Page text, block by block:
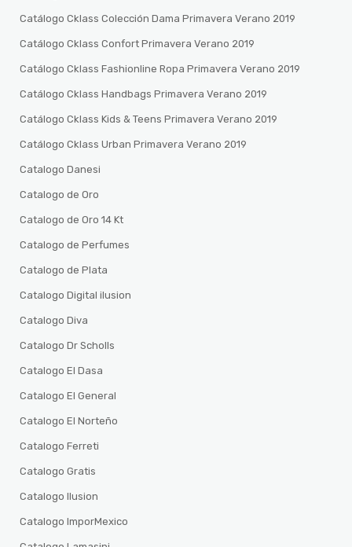
Catálogo Cklass Colección Dama Primavera Verano 2019
Catálogo Cklass Confort Primavera Verano 2019
Catálogo Cklass Fashionline Ropa Primavera Verano 2019
Catálogo Cklass Handbags Primavera Verano 2019
Catálogo Cklass Kids & Teens Primavera Verano 2019
Catálogo Cklass Urban Primavera Verano 2019
Catalogo Danesi
Catalogo de Oro
Catalogo de Oro 14 Kt
Catalogo de Perfumes
Catalogo de Plata
Catalogo Digital ilusion
Catalogo Diva
Catalogo Dr Scholls
Catalogo El Dasa
Catalogo El General
Catalogo El Norteño
Catalogo Ferreti
Catalogo Gratis
Catalogo Ilusion
Catalogo ImporMexico